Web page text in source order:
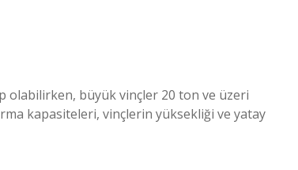
olabilirken, büyük vinçler 20 ton ve üzeri
kapasiteleri, vinçlerin yüksekliği ve yatay